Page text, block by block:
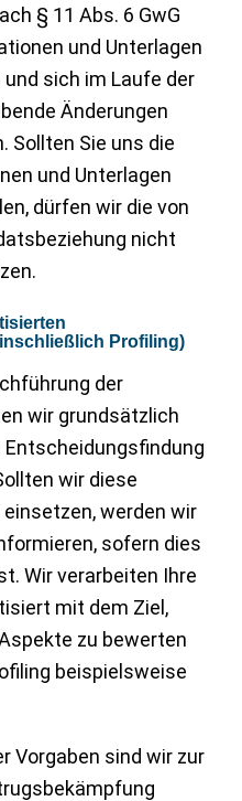
§ 11 Abs. 6 GwG
und Unterlagen
sich im Laufe der
Änderungen
Sollten Sie uns die
und Unterlagen
dürfen wir die von
nicht
Profiling)
der
wir grundsätzlich
wir diese
werden wir
sofern dies
Wir verarbeiten Ihre
mit dem Ziel,
zu bewerten
beispielsweise
Vorgaben sind wir zur